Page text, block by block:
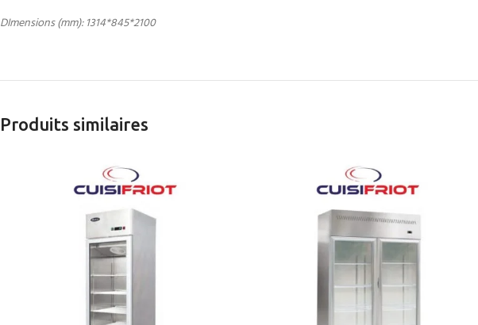
DImensions (mm): 1314*845*2100
Produits similaires